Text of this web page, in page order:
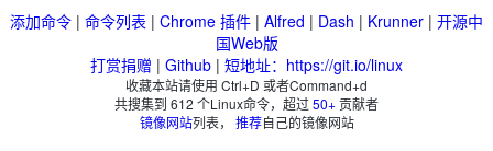
添加命令 | 命令列表 | Chrome 插件 | Alfred | Dash | Krunner | 开源中
国Web版
打赏捐赠 | Github | 短地址：https://git.io/linux
收藏本站请使用 Ctrl+D 或者Command+d
共搜集到 612 个Linux命令，超过50+贡献者
镜像网站列表， 推荐自己的镜像网站